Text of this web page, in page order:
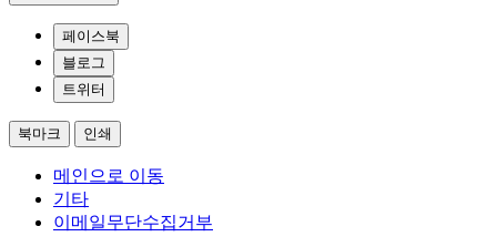
페이스북
블로그
트위터
북마크 인쇄
메인으로 이동
기타
이메일무단수집거부